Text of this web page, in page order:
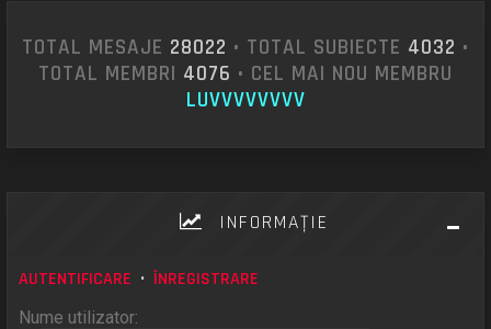
TOTAL MESAJE 28022 • TOTAL SUBIECTE 4032 •
TOTAL MEMBRI 4076 • CEL MAI NOU MEMBRU
LUVVVVVVVV
INFORMAŢIE
AUTENTIFICARE •ÎNREGISTRARE
Nume utilizator: